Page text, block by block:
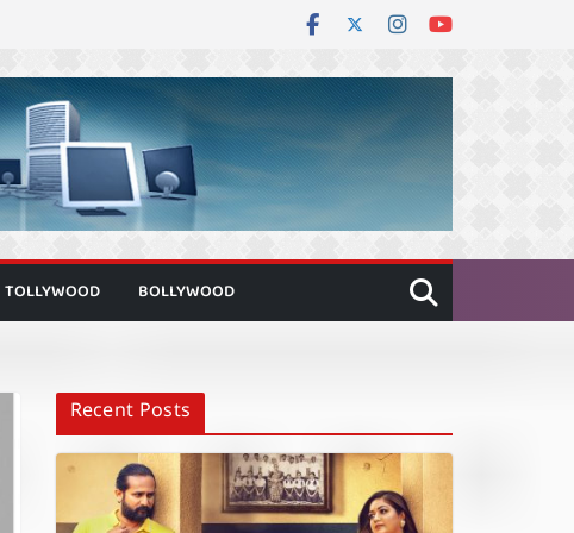
TOLLYWOOD BOLLYWOOD
Recent Posts